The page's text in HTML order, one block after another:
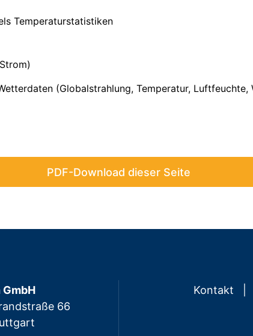
Temperaturstatistiken
(Globalstrahlung, Temperatur, Luftfeuchte,
PDF-Download dieser Seite
66
Kontakt